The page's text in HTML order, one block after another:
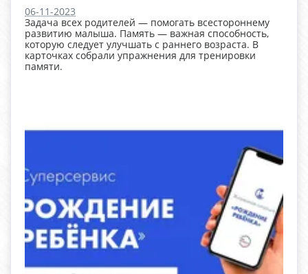
06-11-2023
Задача всех родителей — помогать всестороннему
развитию малыша. Память — важная способность,
которую следует улучшать с раннего возраста. В
карточках собрали упражнения для тренировки
памяти.